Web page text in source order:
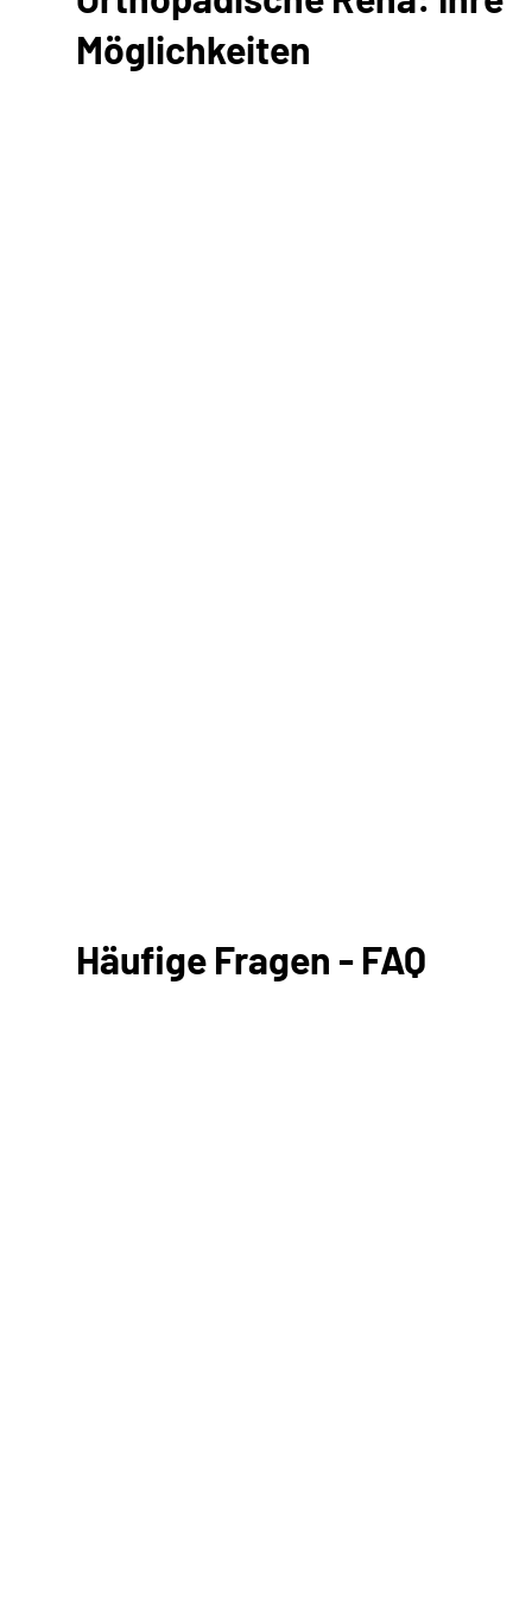
Möglichkeiten
Häufige Fragen - FAQ